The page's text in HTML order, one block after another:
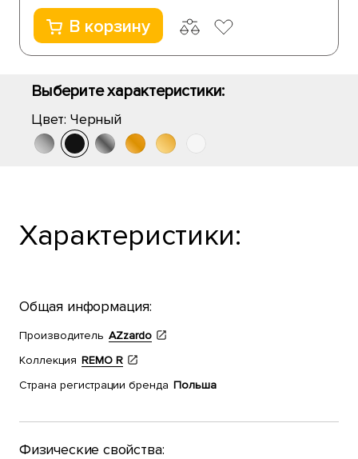
В корзину
Выберите характеристики:
Цвет: Черный
Характеристики:
Общая информация:
Производитель AZzardo
Коллекция REMO R
Страна регистрации бренда Польша
Физические свойства: